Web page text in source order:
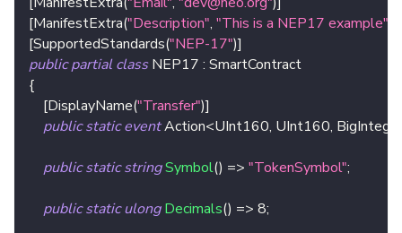
[ManifestExtra("Description", "This is a NEP17 example"
[SupportedStandards("NEP-17")]
public partial class NEP17 : SmartContract
{
[DisplayName("Transfer")]
public static eventAction<UInt160, UInt160, BigInteger
public static stringSymbol() => "TokenSymbol";
public static ulong Decimals() => 8;